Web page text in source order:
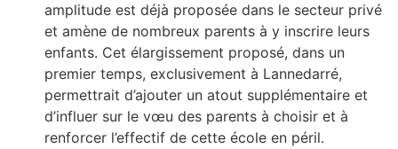
amplitude est déjà proposée dans le secteur privé
et amène de nombreux parents à y inscrire leurs
enfants. Cet élargissement proposé, dans un
premier temps, exclusivement à Lannedarré,
permettrait d’ajouter un atout supplémentaire et
d’influer sur le vœu des parents à choisir et à
renforcer l’effectif de cette école en péril.